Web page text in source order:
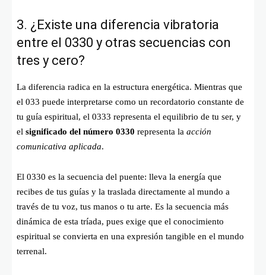
3. ¿Existe una diferencia vibratoria
entre el 0330 y otras secuencias con
tres y cero?
La diferencia radica en la estructura energética. Mientras que
el 033 puede interpretarse como un recordatorio constante de
tu guía espiritual, el 0333 representa el equilibrio de tu ser, y
el significado del número 0330 representa la acción
comunicativa aplicada.
El 0330 es la secuencia del puente: lleva la energía que
recibes de tus guías y la traslada directamente al mundo a
través de tu voz, tus manos o tu arte. Es la secuencia más
dinámica de esta tríada, pues exige que el conocimiento
espiritual se convierta en una expresión tangible en el mundo
terrenal.